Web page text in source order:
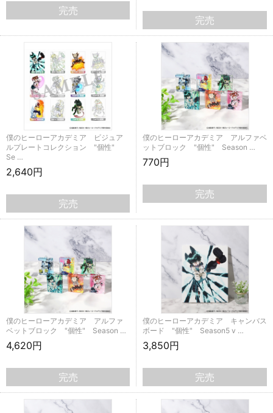
完売
完売
僕のヒーローアカデミア ビジュア
ルプレートコレクション "個性"
Se …
2,640円
完売
僕のヒーローアカデミア アルファベ
ットブロック "個性" Season …
770円
完売
僕のヒーローアカデミア アルファ
ベットブロック "個性" Season …
4,620円
完売
僕のヒーローアカデミア キャンバス
ボード "個性" Season5 v …
3,850円
完売